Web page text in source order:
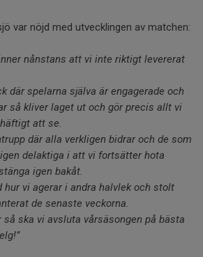
var nöjd med utvecklingen av matchen:
nånstans att vi inte riktigt levererat
där spelarna själva är engagerade och
så kliver laget ut och gör precis allt vi
att se.
där alla verkligen bidrar och de som
delaktiga i att vi fortsätter hota
igen bakåt.
hur vi agerar i andra halvlek och stolt
de senaste veckorna.
ska vi avsluta vårsäsongen på bästa